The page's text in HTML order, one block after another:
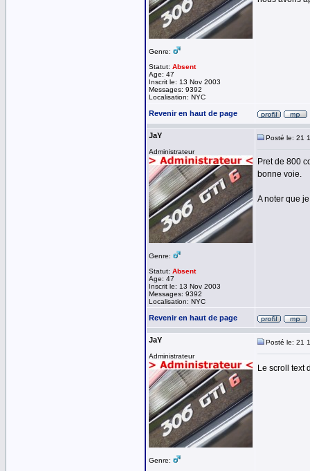
Genre:
Statut: Absent
Age: 47
Inscrit le: 13 Nov 2003
Messages: 9392
Localisation: NYC
Revenir en haut de page
JaY
Administrateur
Genre:
Statut: Absent
Age: 47
Inscrit le: 13 Nov 2003
Messages: 9392
Localisation: NYC
Posté le: 21
Pret de 800
bonne voie.
A noter que
Revenir en haut de page
JaY
Administrateur
Genre:
Posté le: 21
Le scroll text